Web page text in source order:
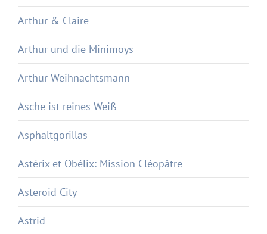
Arthur & Claire
Arthur und die Minimoys
Arthur Weihnachtsmann
Asche ist reines Weiß
Asphaltgorillas
Astérix et Obélix: Mission Cléopâtre
Asteroid City
Astrid